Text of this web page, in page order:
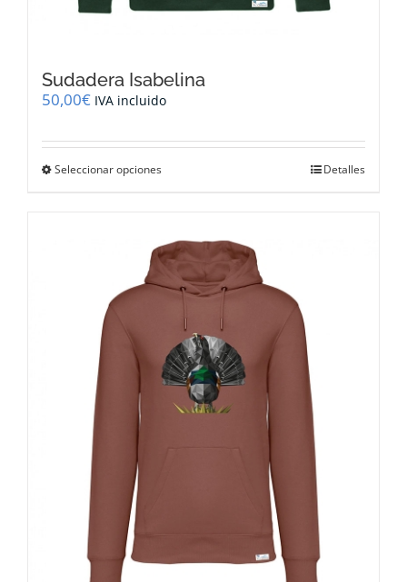
Sudadera Isabelina
50,00€ IVA incluido
Seleccionar opciones
variantes.
Las
opciones
se
pueden
elegir
en
la
página
de
Detalles